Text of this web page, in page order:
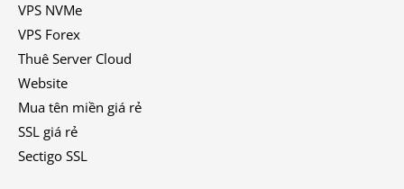
VPS NVMe
VPS Forex
Thuê Server Cloud
Website
Mua tên miền giá rẻ
SSL giá rẻ
Sectigo SSL